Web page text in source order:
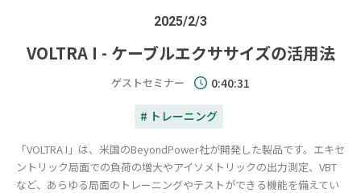
2025/2/3
VOLTRA I - ケーブルエクササイズの活用法
ゲストセミナー 0:40:31
# トレーニング
「VOLTRA I」は、米国のBeyondPower社が開発した製品です。エキセ
ントリック局面での負荷の増大やアイソメトリックの出力測定、VBT
など、あらゆる局面のトレーニングやテストができる機能を備えてい